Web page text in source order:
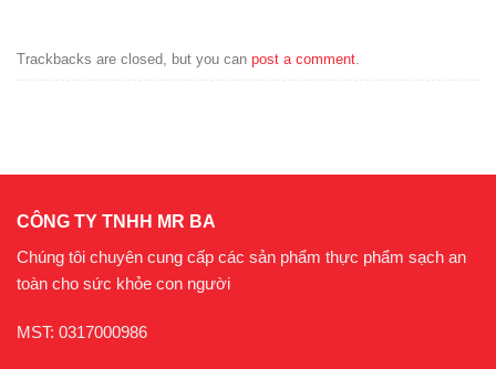
Trackbacks are closed, but you can post a comment.
CÔNG TY TNHH MR BA
Chúng tôi chuyên cung cấp các sản phẩm thực phẩm sạch an
toàn cho sức khỏe con người
MST: 0317000986